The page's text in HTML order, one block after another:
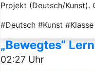
Projekt (Deutsch/Kunst).
#Deutsch #Kunst
„Bewegtes“
02:27 Uhr